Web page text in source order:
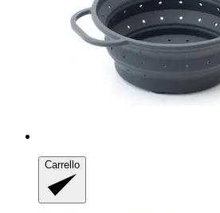
Carrello